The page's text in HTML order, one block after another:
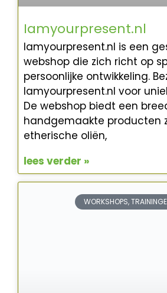
Iamyourpresent.nl
Iamyourpresent.nl is een
webshop die zich richt op
persoonlijke ontwikkeling.
Iamyourpresent.nl voor
De webshop biedt een
handgemaakte producten
etherische oliën,
lees verder »
WORKSHOPS,